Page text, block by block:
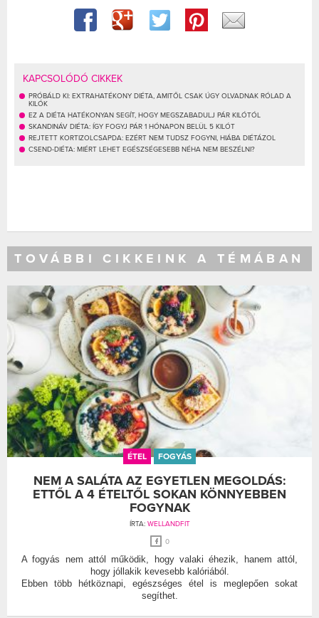
KAPCSOLÓDÓ CIKKEK
PRÓBÁLD KI: EXTRAHATÉKONY DIÉTA, AMITŐL CSAK ÚGY OLVADNAK RÓLAD A
KILÓK
EZ A DIÉTA HATÉKONYAN SEGÍT, HOGY MEGSZABADULJ PÁR KILÓTÓL
SKANDINÁV DIÉTA: ÍGY FOGYJ PÁR 1 HÓNAPON BELÜL 5 KILÓT
REJTETT KORTIZOLCSAPDA: EZÉRT NEM TUDSZ FOGYNI, HIÁBA DIÉTÁZOL
CSEND-DIÉTA: MIÉRT LEHET EGÉSZSÉGESEBB NÉHA NEM BESZÉLNI?
TOVÁBBI CIKKEINK A TÉMÁBAN
ÉTEL FOGYÁS
NEM A SALÁTA AZ EGYETLEN MEGOLDÁS:
ETTŐL A 4 ÉTELTŐL SOKAN KÖNNYEBBEN
FOGYNAK
ÍRTA: WELLANDFIT
0
A fogyás nem attól működik, hogy valaki éhezik, hanem attól,
hogy jóllakik kevesebb kalóriából.
Ebben több hétköznapi, egészséges étel is meglepően sokat
segíthet.